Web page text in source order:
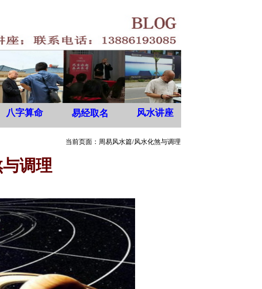
当前页面：周易风水篇/风水化煞与调理
调理
风水讲座
八字算命 易经取名